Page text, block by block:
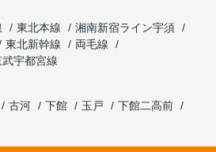
東北本線
湘南新宿ライン宇須
東北新幹線
両毛線
武宇都宮線
古河 下館 玉戸
下館二高前